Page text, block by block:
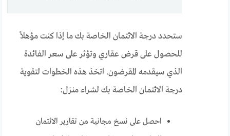
ستحدد درجة الائتمان الخاصة بك ما إذا كنت مؤهلاً
للحصول على قرض عقاري وتؤثر على سعر الفائدة
الذي سيقدمه المقرضون. اتخذ هذه الخطوات لتقوية
درجة الائتمان الخاصة بك لشراء منزل:
احصل على نسخ مجانية من تقارير الائتمان